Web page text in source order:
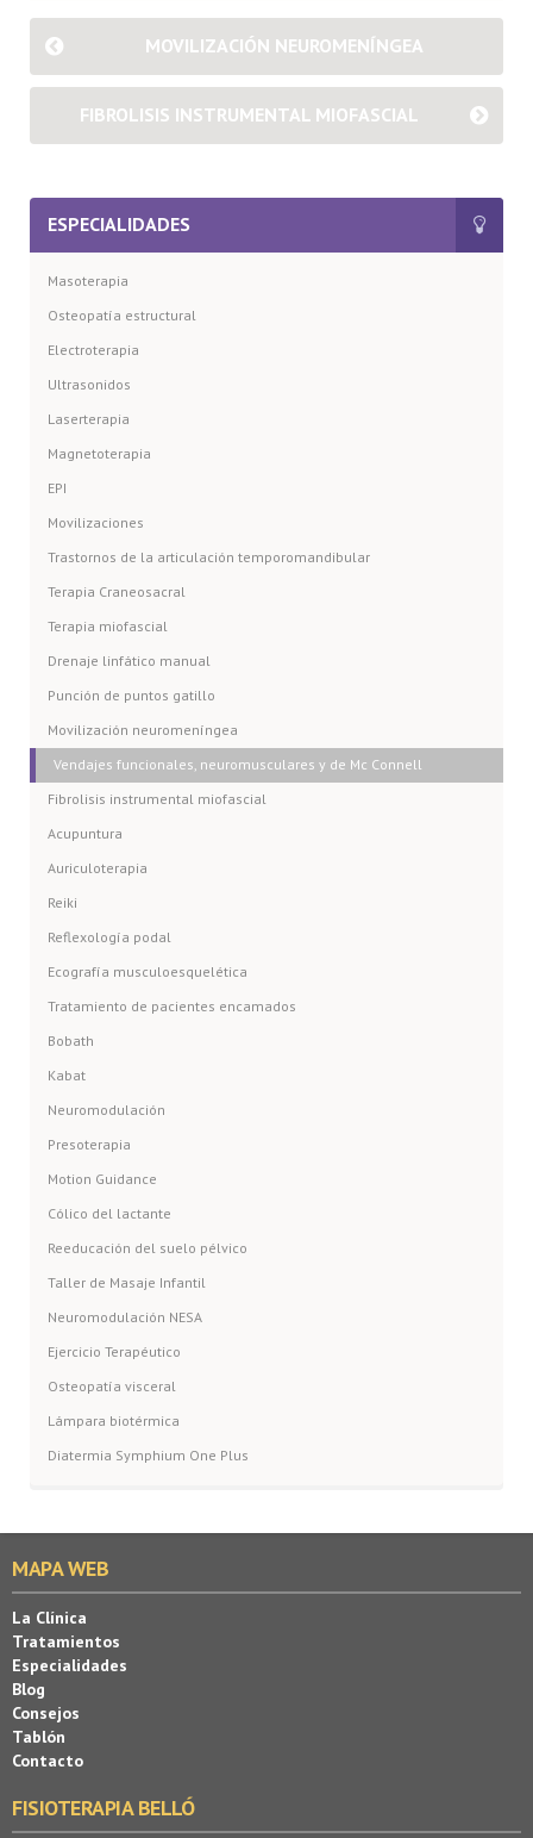
MOVILIZACIÓN NEUROMENÍNGEA
FIBROLISIS INSTRUMENTAL MIOFASCIAL
ESPECIALIDADES
Masoterapia
Osteopatía estructural
Electroterapia
Ultrasonidos
Laserterapia
Magnetoterapia
EPI
Movilizaciones
Trastornos de la articulación temporomandibular
Terapia Craneosacral
Terapia miofascial
Drenaje linfático manual
Punción de puntos gatillo
Movilización neuromeníngea
Vendajes funcionales, neuromusculares y de Mc Connell
Fibrolisis instrumental miofascial
Acupuntura
Auriculoterapia
Reiki
Reflexología podal
Ecografía musculoesquelética
Tratamiento de pacientes encamados
Bobath
Kabat
Neuromodulación
Presoterapia
Motion Guidance
Cólico del lactante
Reeducación del suelo pélvico
Taller de Masaje Infantil
Neuromodulación NESA
Ejercicio Terapéutico
Osteopatía visceral
Lámpara biotérmica
Diatermia Symphium One Plus
MAPA WEB
La Clínica
Tratamientos
Especialidades
Blog
Consejos
Tablón
Contacto
FISIOTERAPIA BELLÓ